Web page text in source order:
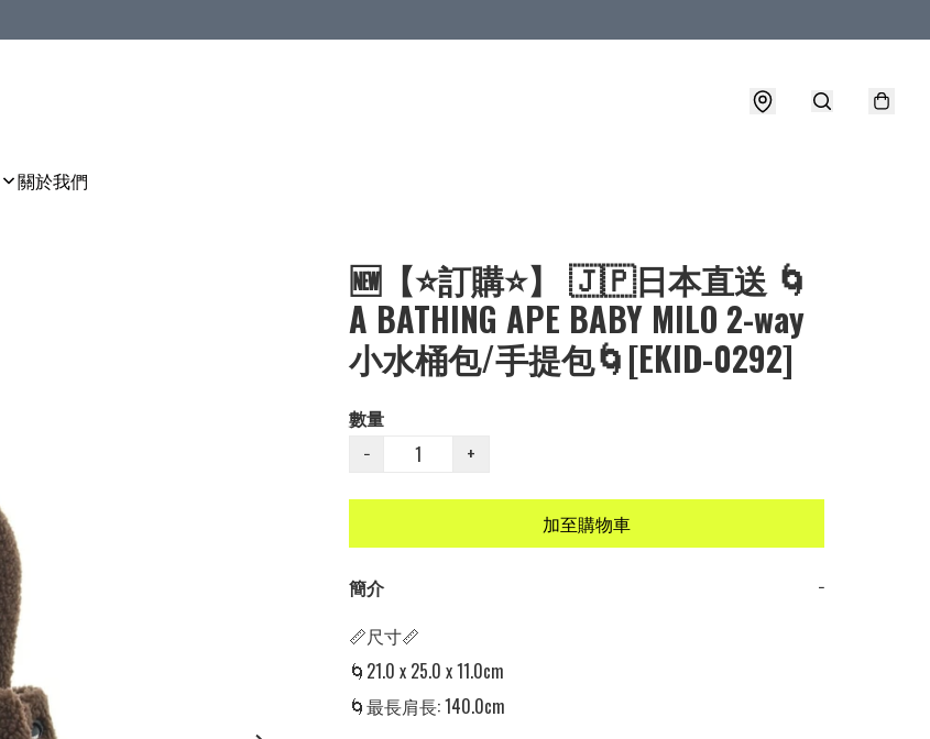
關於我們
🆕【⭐訂購⭐】 🇯🇵日本直送 🌀
A BATHING APE BABY MILO 2-way
小水桶包/手提包🌀[EKID-0292]
數量
−
+
加至購物車
簡介
−
📏尺寸📏
🌀21.0 x 25.0 x 11.0cm
🌀最長肩長: 140.0cm